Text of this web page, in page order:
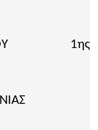
1ης